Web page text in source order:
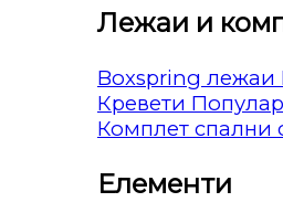
Лежаи и
Boxspring лежаи
Кревети
Комплет спални
Елементи